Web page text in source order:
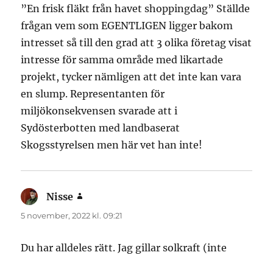
”En frisk fläkt från havet shoppingdag” Ställde
frågan vem som EGENTLIGEN ligger bakom
intresset så till den grad att 3 olika företag visat
intresse för samma område med likartade
projekt, tycker nämligen att det inte kan vara
en slump. Representanten för
miljökonsekvensen svarade att i
Sydösterbotten med landbaserat
Skogsstyrelsen men här vet han inte!
Nisse
5 november, 2022 kl. 09:21
Du har alldeles rätt. Jag gillar solkraft (inte